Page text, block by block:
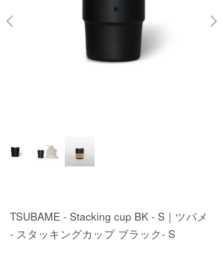
TSUBAME - Stacking cup BK - S｜ツバメ
- スタッキングカップ ブラック- S